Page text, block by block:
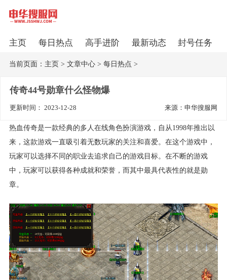
主页 每日热点 高手进阶 最新动态 封号任务
当前页面： 主页> 文章中心> 每日热点 >
传奇44号勋章什么怪物爆
更新时间： 2023-12-28 来源：申华搜服网
热血传奇是一款经典的多人在线角色扮演游戏，自从1998年推出以
来，这款游戏一直吸引着无数玩家的关注和喜爱。在这个游戏中，
玩家可以选择不同的职业去追求自己的游戏目标。在不断的游戏
中，玩家可以获得各种成就和荣誉，而其中最具代表性的就是勋
章。